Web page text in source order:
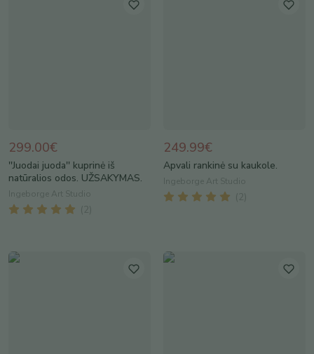
299.00€
''Juodai juoda'' kuprinė iš
natūralios odos. UŽSAKYMAS.
Ingeborge Art Studio
( 2
249.99€
Apvali rankinė su kaukole.
Ingeborge Art Studio
( 2